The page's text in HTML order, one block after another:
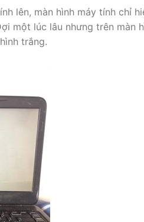
lên, màn hình máy tính chỉ
một lúc lâu nhưng trên màn
trắng.